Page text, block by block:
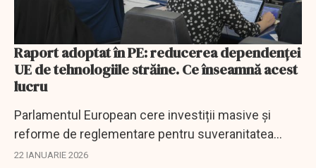
Raport adoptat în PE: reducerea dependenței
UE de tehnologiile străine. Ce înseamnă acest
lucru
Parlamentul European cere investiții masive și
reforme de reglementare pentru suveranitatea
digitală a UE și lansează critici dure la adresa SUA.
22 IANUARIE 2026